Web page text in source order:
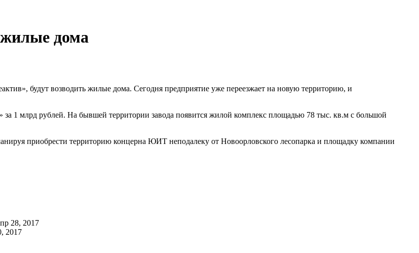
жилые дома
будут возводить жилые дома. Сегодня предприятие уже переезжает на новую территорию, и
за 1 млрд рублей. На бывшей территории завода появится жилой комплекс площадью 78 тыс. кв.м с большой
приобрести территорию концерна ЮИТ неподалеку от Новоорловского лесопарка и площадку компании
28, 2017
2017